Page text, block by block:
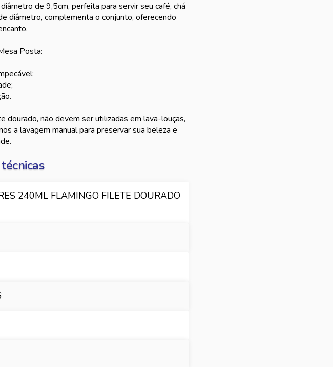
de 9,5cm, perfeita para servir seu café, chá
diâmetro, complementa o conjunto, oferecendo
Posta:
não devem ser utilizadas em lava-louças,
a lavagem manual para preservar sua beleza e
240ML FLAMINGO FILETE DOURADO